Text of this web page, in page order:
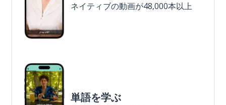
ネイティブの動画が48,000本以上
単語を学ぶ